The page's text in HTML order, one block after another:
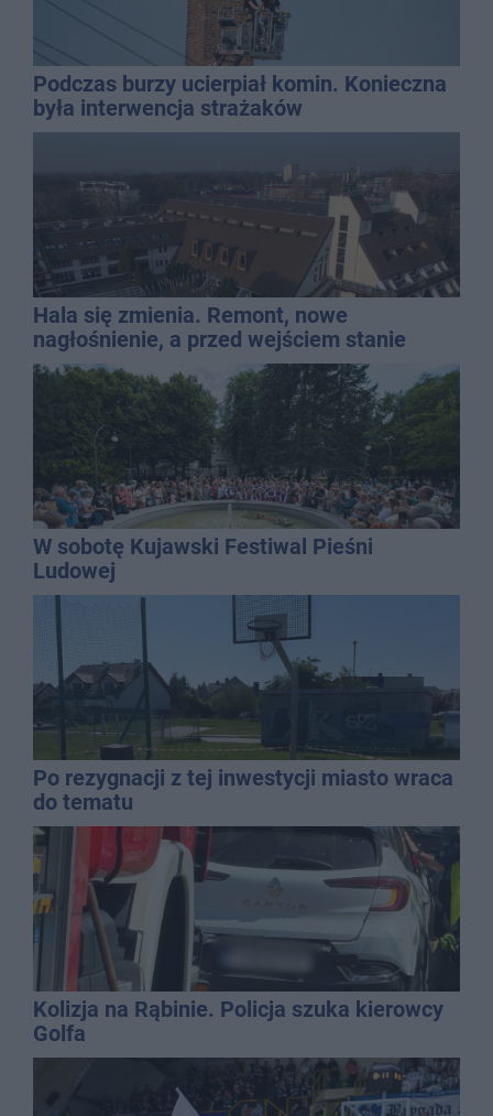
Podczas burzy ucierpiał komin. Konieczna
była interwencja strażaków
Hala się zmienia. Remont, nowe
nagłośnienie, a przed wejściem stanie
QEMETICA ARENA
W sobotę Kujawski Festiwal Pieśni
Ludowej
Po rezygnacji z tej inwestycji miasto wraca
do tematu
Kolizja na Rąbinie. Policja szuka kierowcy
Golfa